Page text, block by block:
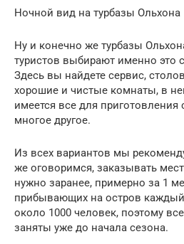
Ночной вид на турбазы Ольхона
Ну и конечно же турбазы
туристов выбирают именно это
Здесь вы найдете сервис,
хорошие и чистые комнаты, в
имеется все для
многое другое.
Из всех вариантов мы
же оговоримся, заказывать
нужно заранее, примерно за 1
прибывающих на остров каждый
около 1000 человек, поэтому
заняты уже до начала сезона.